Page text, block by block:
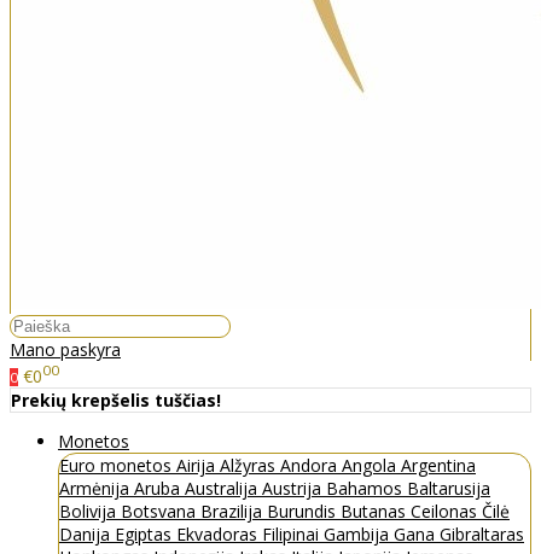
Mano paskyra
0 €000
Prekių krepšelis tuščias!
Monetos
Euro monetos Airija Alžyras Andora Angola Argentina
Armėnija Aruba Australija Austrija Bahamos Baltarusija
Bolivija Botsvana Brazilija Burundis Butanas Ceilonas Čilė
Danija Egiptas Ekvadoras Filipinai Gambija Gana Gibraltaras